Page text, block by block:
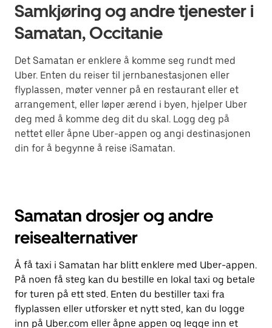
Samkjøring og andre tjenester i
Samatan, Occitanie
Det Samatan er enklere å komme seg rundt med
Uber. Enten du reiser til jernbanestasjonen eller
flyplassen, møter venner på en restaurant eller et
arrangement, eller løper ærend i byen, hjelper Uber
deg med å komme deg dit du skal. Logg deg på
nettet eller åpne Uber-appen og angi destinasjonen
din for å begynne å reise iSamatan.
Samatan drosjer og andre
reisealternativer
Å få taxi i Samatan har blitt enklere med Uber-appen.
På noen få steg kan du bestille en lokal taxi og betale
for turen på ett sted. Enten du bestiller taxi fra
flyplassen eller utforsker et nytt sted, kan du logge
inn på Uber.com eller åpne appen og legge inn et